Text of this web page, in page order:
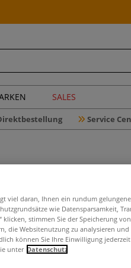
SALES
Service
Deko-
Drei-Bein-
Mehr
viel daran, Ihnen ein rundum
wie Datensparsamkeit,
stimmen Sie der Speicherung
die Websitenutzung zu analysieren und
können Sie Ihre Einwilligung
unter Datenschutz